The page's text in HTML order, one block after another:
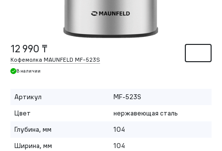
12 990 ₸
Кофемолка MAUNFELD MF-523S
В наличии
Артикул
MF-523S
Цвет
нержавеющая сталь
Глубина, мм
104
Ширина, мм
104